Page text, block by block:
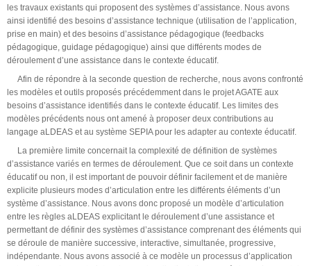
les travaux existants qui proposent des systèmes d’assistance. Nous avons
ainsi identifié des besoins d’assistance technique (utilisation de l’application,
prise en main) et des besoins d’assistance pédagogique (feedbacks
pédagogique, guidage pédagogique) ainsi que différents modes de
déroulement d’une assistance dans le contexte éducatif.
Afin de répondre à la seconde question de recherche, nous avons confronté
les modèles et outils proposés précédemment dans le projet AGATE aux
besoins d’assistance identifiés dans le contexte éducatif. Les limites des
modèles précédents nous ont amené à proposer deux contributions au
langage aLDEAS et au système SEPIA pour les adapter au contexte éducatif.
La première limite concernait la complexité de définition de systèmes
d’assistance variés en termes de déroulement. Que ce soit dans un contexte
éducatif ou non, il est important de pouvoir définir facilement et de manière
explicite plusieurs modes d’articulation entre les différents éléments d’un
système d’assistance. Nous avons donc proposé un modèle d’articulation
entre les règles aLDEAS explicitant le déroulement d’une assistance et
permettant de définir des systèmes d’assistance comprenant des éléments qui
se déroule de manière successive, interactive, simultanée, progressive,
indépendante. Nous avons associé à ce modèle un processus d’application